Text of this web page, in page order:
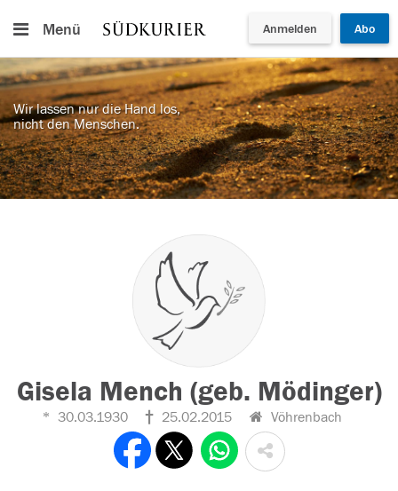
Menü Anmelden Abo
Wir lassen nur die Hand los,
nicht den Menschen.
Gisela Mench (geb. Mödinger)
30.03.1930 25.02.2015 Vöhrenbach